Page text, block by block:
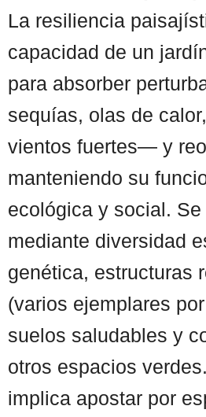
La resiliencia
capacidad de un
para absorber
sequías, olas de
vientos fuertes— y
manteniendo su
ecológica y social.
mediante diversidad
genética, estructuras
(varios ejemplares
suelos saludables y
otros espacios
implica apostar por